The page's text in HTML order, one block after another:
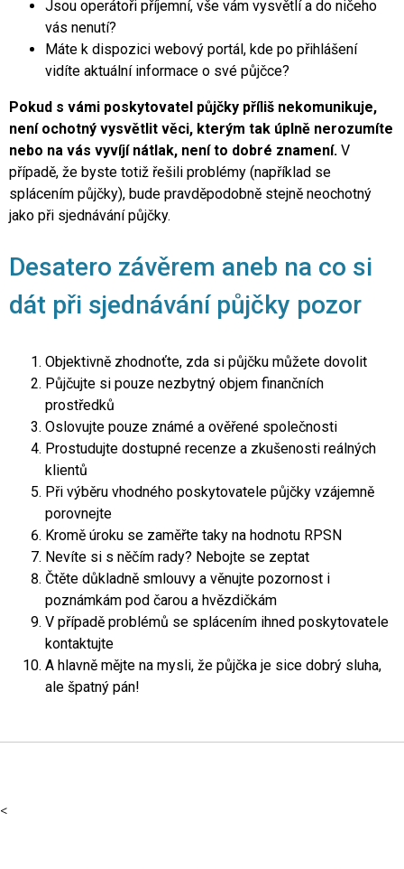
Jsou operátoři příjemní, vše vám vysvětlí a do ničeho
vás nenutí?
Máte k dispozici webový portál, kde po přihlášení
vidíte aktuální informace o své půjčce?
Pokud s vámi poskytovatel půjčky příliš nekomunikuje,
není ochotný vysvětlit věci, kterým tak úplně nerozumíte
nebo na vás vyvíjí nátlak, není to dobré znamení. V
případě, že byste totiž řešili problémy (například se
splácením půjčky), bude pravděpodobně stejně neochotný
jako při sjednávání půjčky.
Desatero závěrem aneb na co si
dát při sjednávání půjčky pozor
Objektivně zhodnoťte, zda si půjčku můžete dovolit
Půjčujte si pouze nezbytný objem finančních
prostředků
Oslovujte pouze známé a ověřené společnosti
Prostudujte dostupné recenze a zkušenosti reálných
klientů
Při výběru vhodného poskytovatele půjčky vzájemně
porovnejte
Kromě úroku se zaměřte taky na hodnotu RPSN
Nevíte si s něčím rady? Nebojte se zeptat
Čtěte důkladně smlouvy a věnujte pozornost i
poznámkám pod čarou a hvězdičkám
V případě problémů se splácením ihned poskytovatele
kontaktujte
A hlavně mějte na mysli, že půjčka je sice dobrý sluha,
ale špatný pán!
<